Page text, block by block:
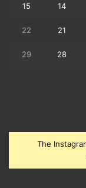
14
15
21
22
28
29
The